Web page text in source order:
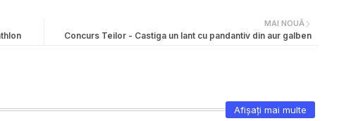
MAI NOUĂ
Concurs Teilor - Castiga un lant cu pandantiv din aur galben
Afișați mai multe